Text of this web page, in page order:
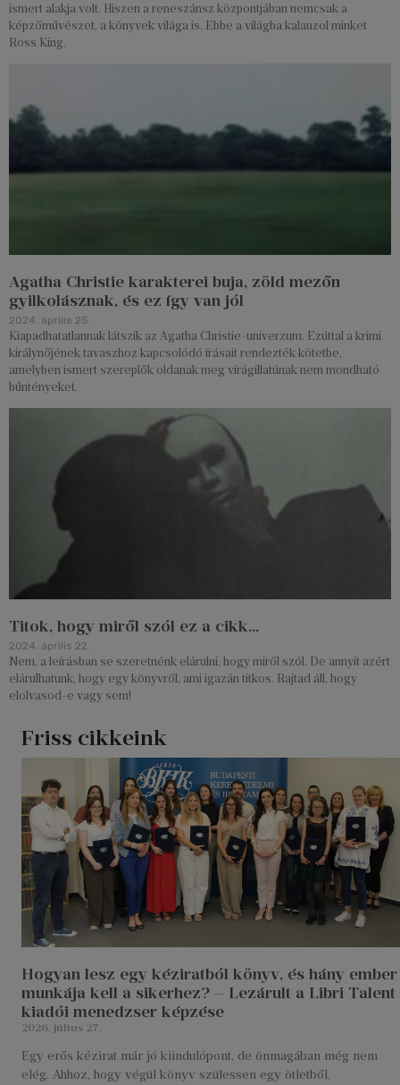
ismert alakja volt. Hiszen a reneszánsz központjában nemcsak a
képzőművészet, a könyvek világa is. Ebbe a világba kalauzol minket
Ross King.
Agatha Christie karakterei buja, zöld mezőn
gyilkolásznak, és ez így van jól
2024. április 25.
Kiapadhatatlannak látszik az Agatha Christie-univerzum. Ezúttal a krimi
királynőjének tavaszhoz kapcsolódó írásait rendezték kötetbe,
amelyben ismert szereplők oldanak meg virágillatúnak nem mondható
bűntényeket.
Titok, hogy miről szól ez a cikk…
2024. április 22.
Nem, a leírásban se szeretnénk elárulni, hogy miről szól. De annyit azért
elárulhatunk, hogy egy könyvről, ami igazán titkos. Rajtad áll, hogy
elolvasod-e vagy sem!
Friss cikkeink
Hogyan lesz egy kéziratból könyv, és hány ember
munkája kell a sikerhez? – Lezárult a Libri Talent
kiadói menedzser képzése
2026. július 27.
Egy erős kézirat már jó kiindulópont, de önmagában még nem
elég. Ahhoz, hogy végül könyv szülessen egy ötletből,